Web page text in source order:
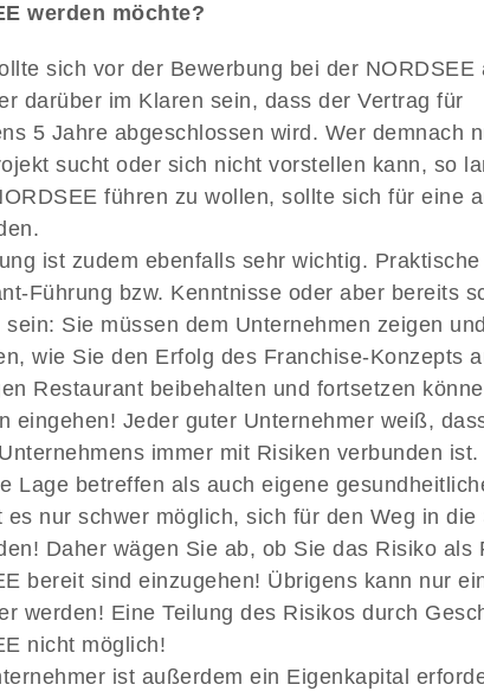
werden möchte?
sich vor der Bewerbung bei der NORDSEE
darüber im Klaren sein, dass der Vertrag für
5 Jahre abgeschlossen wird. Wer demnach
sucht oder sich nicht vorstellen kann, so
führen zu wollen, sollte sich für eine
ist zudem ebenfalls sehr wichtig.
Führung bzw. Kenntnisse oder aber bereits
sein: Sie müssen dem Unternehmen zeigen
wie Sie den Erfolg des Franchise-Konzepts
Restaurant beibehalten und fortsetzen
eingehen! Jeder guter Unternehmer weiß,
immer mit Risiken verbunden
Lage betreffen als auch eigene
es nur schwer möglich, sich für den Weg in
Daher wägen Sie ab, ob Sie das Risiko als
bereit sind einzugehen! Übrigens kann nur
werden! Eine Teilung des Risikos durch
nicht möglich!
ist außerdem ein Eigenkapital